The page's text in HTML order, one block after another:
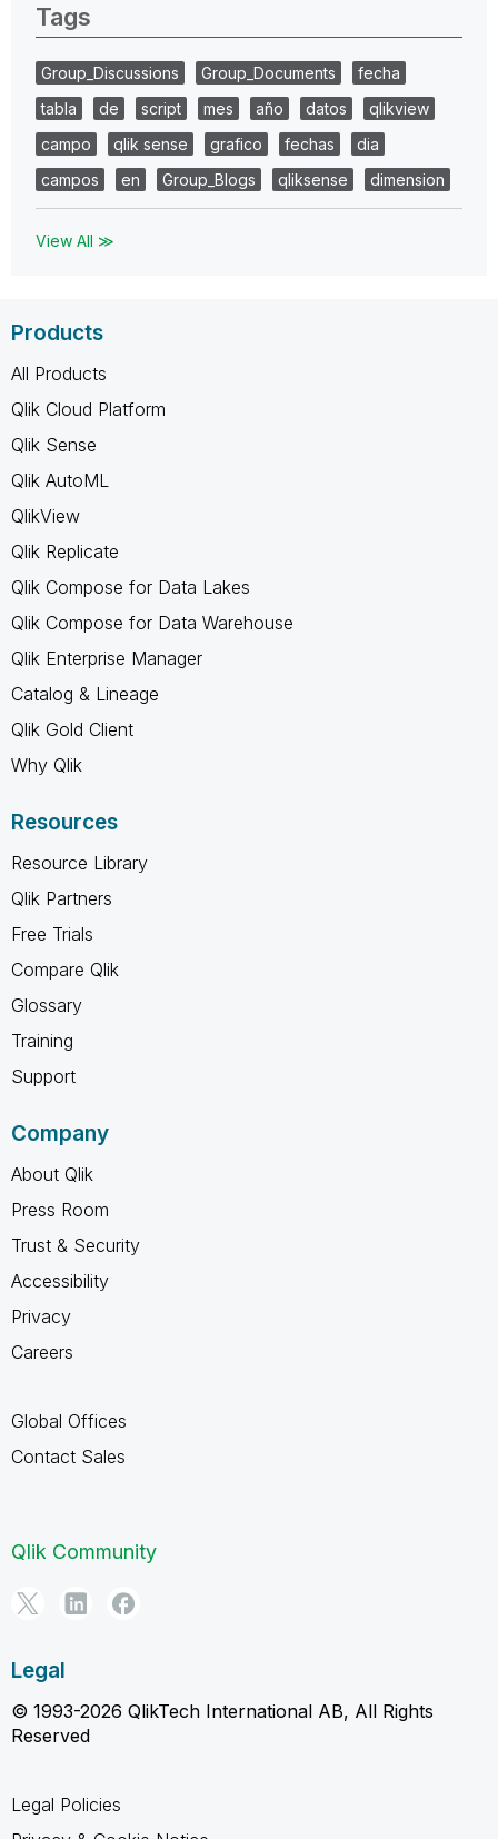
Tags
Group_Discussions Group_Documents
fecha
tabla
de script mes año datos
qlikview
campo
qlik sense grafico fechas
dia
campos
en Group_Blogs qliksense dimension
View All ≫
Products
All Products
Qlik Cloud Platform
Qlik Sense
Qlik AutoML
QlikView
Qlik Replicate
Qlik Compose for Data Lakes
Qlik Compose for Data Warehouse
Qlik Enterprise Manager
Catalog & Lineage
Qlik Gold Client
Why Qlik
Resources
Resource Library
Qlik Partners
Free Trials
Compare Qlik
Glossary
Training
Support
Company
About Qlik
Press Room
Trust & Security
Accessibility
Privacy
Careers
Global Offices
Contact Sales
Qlik Community
Legal
© 1993-2026 QlikTech International AB, All Rights
Reserved
Legal Policies